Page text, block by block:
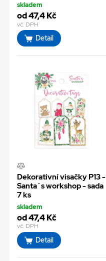
skladem
od 47,4 Kč
vč. DPH
Detail
Dekorativní visačky P13 -
Santa´s workshop - sada
7 ks
skladem
od 47,4 Kč
vč. DPH
Detail